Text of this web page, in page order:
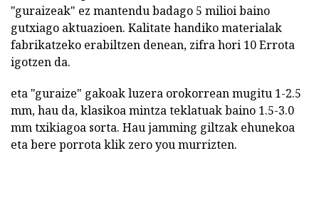
"guraizeak" ez mantendu badago 5 milioi baino
gutxiago aktuazioen. Kalitate handiko materialak
fabrikatzeko erabiltzen denean, zifra hori 10 Errota
igotzen da.
eta "guraize" gakoak luzera orokorrean mugitu 1-2.5
mm, hau da, klasikoa mintza teklatuak baino 1.5-3.0
mm txikiagoa sorta. Hau jamming giltzak ehunekoa
eta bere porrota klik zero you murrizten.